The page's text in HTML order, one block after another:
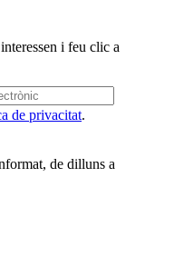
i feu clic a
de privacitat.
de dilluns a